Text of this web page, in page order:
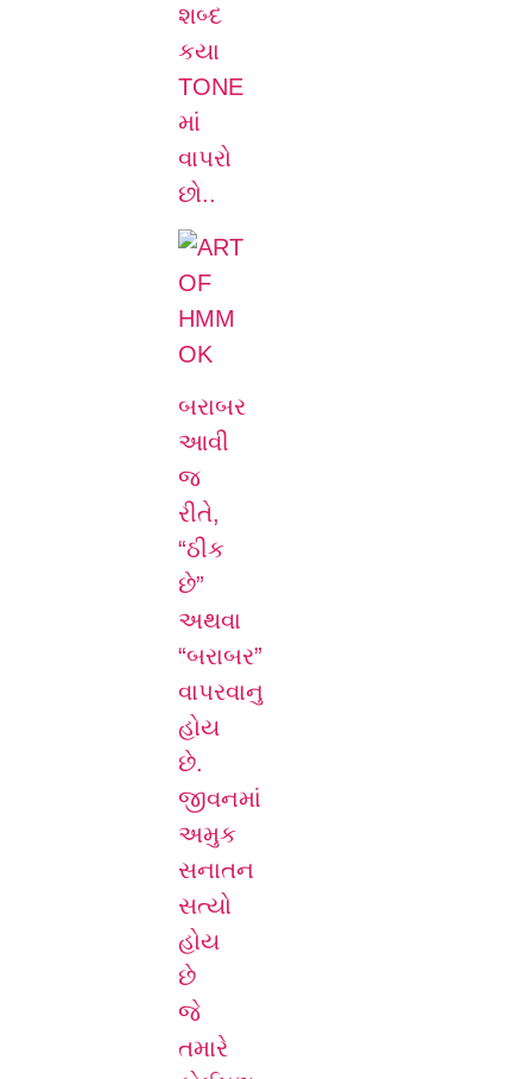
શબ્દ
કયા
TONE
માં
વાપરો
છો..
બરાબર
આવી
જ
રીતે,
“ઠીક
છે”
અથવા
“બરાબર”
વાપરવાનુ
હોય
છે.
જીવનમાં
અમુક
સનાતન
સત્યો
હોય
છે
જે
તમારે